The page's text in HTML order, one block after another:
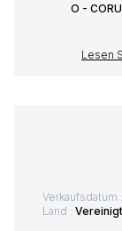
O -
Lesen
Verkaufsdatum :
Land :